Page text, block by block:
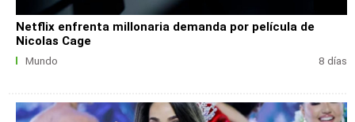
Netflix enfrenta millonaria demanda por película de
Nicolas Cage
Mundo 8 días